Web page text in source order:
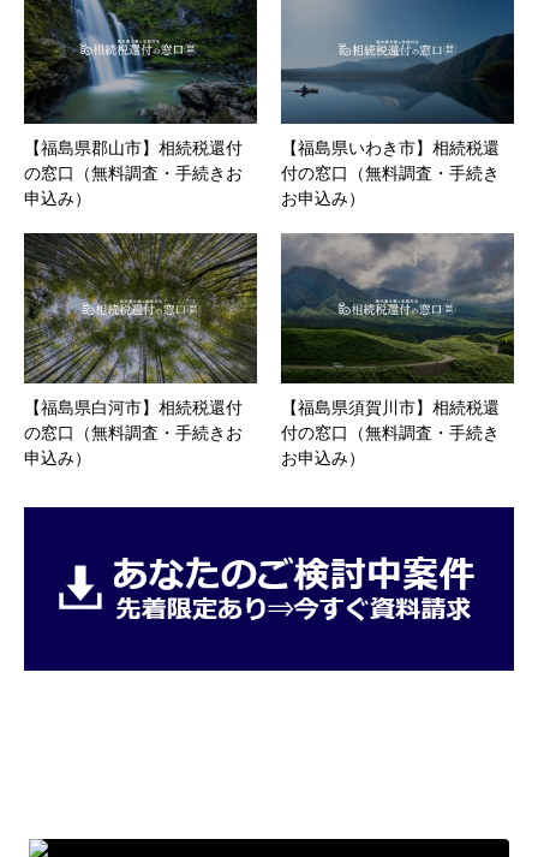
【福島県郡山市】相続税還付
の窓口（無料調査・手続きお
申込み）
【福島県いわき市】相続税還
付の窓口（無料調査・手続き
お申込み）
【福島県白河市】相続税還付
の窓口（無料調査・手続きお
申込み）
【福島県須賀川市】相続税還
付の窓口（無料調査・手続き
お申込み）